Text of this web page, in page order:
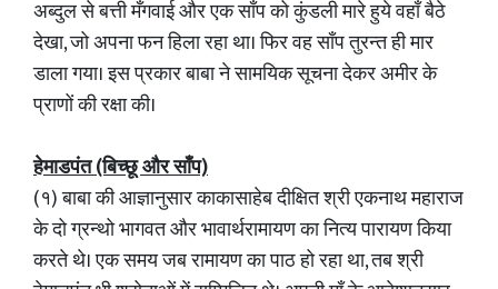
अब्दुल से बत्ती मँगवाई और एक साँप को कुंडली मारे हुये वहाँ बैठे
देखा, जो अपना फन हिला रहा था। फिर वह साँप तुरन्त ही मार
डाला गया। इस प्रकार बाबा ने सामयिक सूचना देकर अमीर के
प्राणों की रक्षा की।
हेमाडपंत (बिच्छू और साँप)
(१) बाबा की आज्ञानुसार काकासाहेब दीक्षित श्री एकनाथ महाराज
के दो ग्रन्थो भागवत और भावार्थरामायण का नित्य पारायण किया
करते थे। एक समय जब रामायण का पाठ हो रहा था, तब श्री